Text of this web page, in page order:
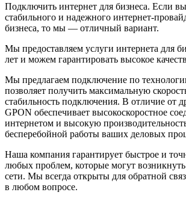
Подключить интернет для бизнеса. Если
стабильного и надежного интернет-
бизнеса, то мы — отличный вариант.
Мы предоставляем услуги интернета для
лет и можем гарантировать высокое
Мы предлагаем подключение по
позволяет получить максимальную
стабильность подключения. В отличие от
GPON обеспечивает высокоскоростное
интернетом и высокую
бесперебойной работы ваших деловых
Наша компания гарантирует быстрое и
любых проблем, которые могут
сети. Мы всегда открыты для обратной
в любом вопросе.